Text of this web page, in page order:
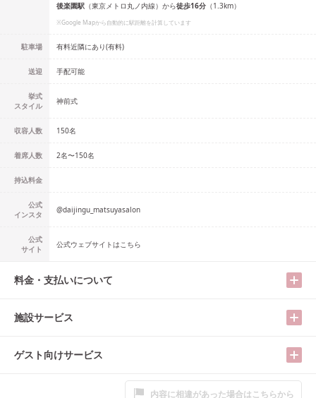
後楽園駅 （東京メトロ丸ノ内線） から徒歩16分 （1.3km）
※Google Mapから自動的に駅距離を計算しています
駐車場 有料近隣にあり(有料)
送迎 手配可能
挙式
スタイル
神前式
収容人数 150名
着席人数 2名〜150名
持込料金
公式
インスタ
@daijingu_matsuyasalon
公式
サイト
公式ウェブサイトはこちら
料金・支払いについて
施設サービス
ゲスト向けサービス
内容に相違があった場合はこちらから